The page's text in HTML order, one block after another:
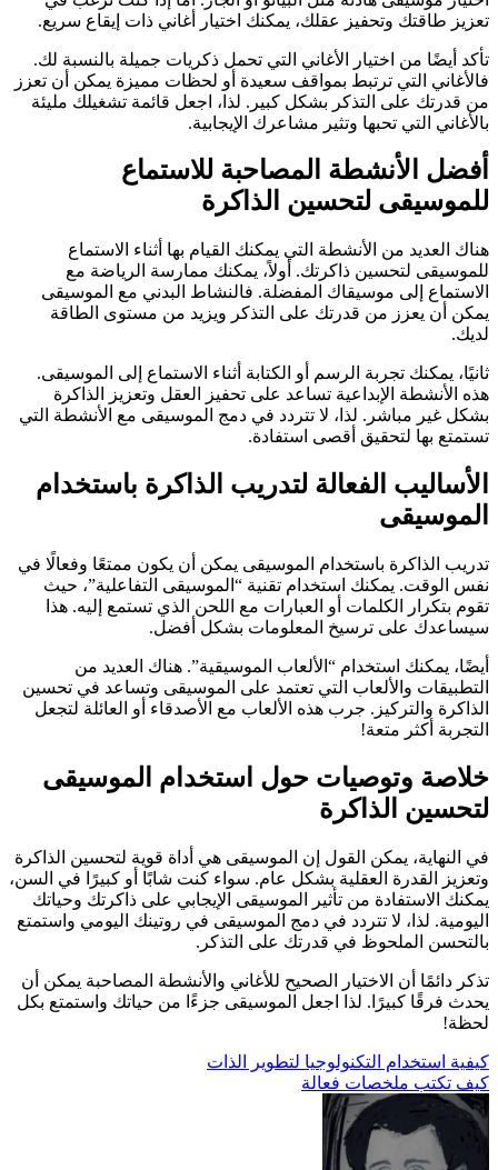
تعزيز طاقتك وتحفيز عقلك، يمكنك اختيار أغاني ذات إيقاع سريع.
تأكد أيضًا من اختيار الأغاني التي تحمل ذكريات جميلة بالنسبة لك.
فالأغاني التي ترتبط بمواقف سعيدة أو لحظات مميزة يمكن أن تعزز
من قدرتك على التذكر بشكل كبير. لذا، اجعل قائمة تشغيلك مليئة
بالأغاني التي تحبها وتثير مشاعرك الإيجابية.
أفضل الأنشطة المصاحبة للاستماع
للموسيقى لتحسين الذاكرة
هناك العديد من الأنشطة التي يمكنك القيام بها أثناء الاستماع
للموسيقى لتحسين ذاكرتك. أولاً، يمكنك ممارسة الرياضة مع
الاستماع إلى موسيقاك المفضلة. فالنشاط البدني مع الموسيقى
يمكن أن يعزز من قدرتك على التذكر ويزيد من مستوى الطاقة
لديك.
ثانيًا، يمكنك تجربة الرسم أو الكتابة أثناء الاستماع إلى الموسيقى.
هذه الأنشطة الإبداعية تساعد على تحفيز العقل وتعزيز الذاكرة
بشكل غير مباشر. لذا، لا تتردد في دمج الموسيقى مع الأنشطة التي
تستمتع بها لتحقيق أقصى استفادة.
الأساليب الفعالة لتدريب الذاكرة باستخدام
الموسيقى
تدريب الذاكرة باستخدام الموسيقى يمكن أن يكون ممتعًا وفعالًا في
نفس الوقت. يمكنك استخدام تقنية “الموسيقى التفاعلية”، حيث
تقوم بتكرار الكلمات أو العبارات مع اللحن الذي تستمع إليه. هذا
سيساعدك على ترسيخ المعلومات بشكل أفضل.
أيضًا، يمكنك استخدام “الألعاب الموسيقية”. هناك العديد من
التطبيقات والألعاب التي تعتمد على الموسيقى وتساعد في تحسين
الذاكرة والتركيز. جرب هذه الألعاب مع الأصدقاء أو العائلة لتجعل
التجربة أكثر متعة!
خلاصة وتوصيات حول استخدام الموسيقى
لتحسين الذاكرة
في النهاية، يمكن القول إن الموسيقى هي أداة قوية لتحسين الذاكرة
وتعزيز القدرة العقلية بشكل عام. سواء كنت شابًا أو كبيرًا في السن،
يمكنك الاستفادة من تأثير الموسيقى الإيجابي على ذاكرتك وحياتك
اليومية. لذا، لا تتردد في دمج الموسيقى في روتينك اليومي واستمتع
بالتحسن الملحوظ في قدرتك على التذكر.
تذكر دائمًا أن الاختيار الصحيح للأغاني والأنشطة المصاحبة يمكن أن
يحدث فرقًا كبيرًا. لذا اجعل الموسيقى جزءًا من حياتك واستمتع بكل
لحظة!
تصفّح
المقالات
كيفية استخدام التكنولوجيا لتطوير الذات
كيف تكتب ملخصات فعالة